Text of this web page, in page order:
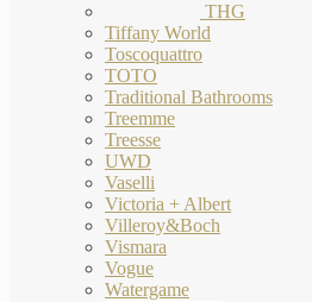
THG
Tiffany World
Toscoquattro
TOTO
Traditional Bathrooms
Treemme
Treesse
UWD
Vaselli
Victoria + Albert
Villeroy&Boch
Vismara
Vogue
Watergame